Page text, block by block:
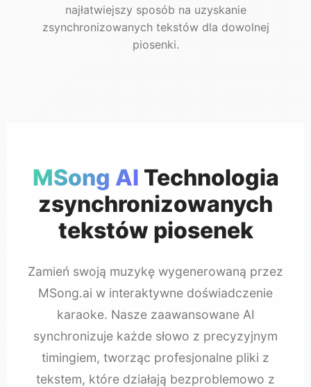
najłatwiejszy sposób na uzyskanie
zsynchronizowanych tekstów dla dowolnej
piosenki.
MSong AI Technologia
zsynchronizowanych
tekstów piosenek
Zamień swoją muzykę wygenerowaną przez
MSong.ai w interaktywne doświadczenie
karaoke. Nasze zaawansowane AI
synchronizuje każde słowo z precyzyjnym
timingiem, tworząc profesjonalne pliki z
tekstem, które działają bezproblemowo z